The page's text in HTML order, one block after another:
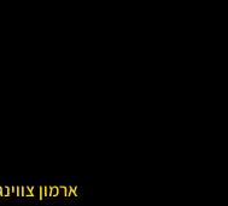
ארמון